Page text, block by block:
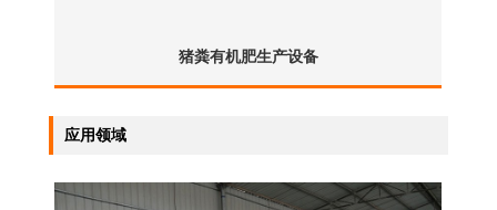
猪粪有机肥生产设备
应用领域